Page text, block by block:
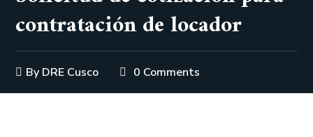
contratación de locador
By DRE Cusco 0 Comments